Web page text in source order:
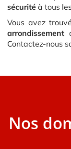
sécurité à tous les
Vous avez
arrondissement
Contactez-nous
Nos